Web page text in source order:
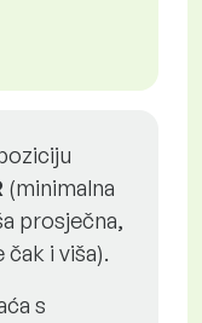
(minimalna
prosječna,
čak i viša).
s